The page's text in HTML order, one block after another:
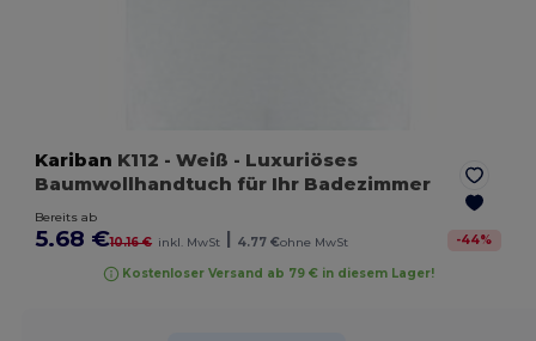
Kariban K112 - Weiß - Luxuriöses
Baumwollhandtuch für Ihr Badezimmer
Bereits ab
5.68 €10.16 € inkl. MwSt | 4.77 €ohne MwSt -44%
Kostenloser Versand ab 79 € in diesem Lager!